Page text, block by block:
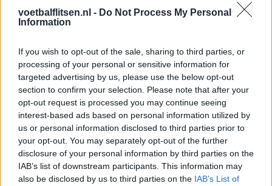
voetbalflitsen.nl - Do Not Process My Personal
Information
If you wish to opt-out of the sale, sharing to third parties, or
processing of your personal or sensitive information for
targeted advertising by us, please use the below opt-out
section to confirm your selection. Please note that after your
opt-out request is processed you may continue seeing
interest-based ads based on personal information utilized by
us or personal information disclosed to third parties prior to
your opt-out. You may separately opt-out of the further
disclosure of your personal information by third parties on the
IAB’s list of downstream participants. This information may
also be disclosed by us to third parties on the IAB’s List of
De eerste Míchel-dagen bij Ajax: Blind coacht,
Steur kiest voor Newcastle na gemiste
duidelijkheid bij Ajax
Blind kan bij Ajax de speler naast Míchel worden
“Twente was toen niet haalbaar”: Weghorst blikt
terug op Ajax-keuze